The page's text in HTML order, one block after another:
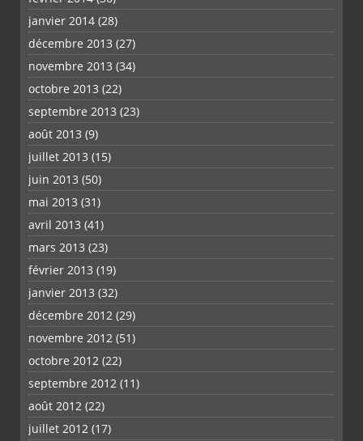
janvier 2014 (28)
décembre 2013 (27)
novembre 2013 (34)
octobre 2013 (22)
septembre 2013 (23)
août 2013 (9)
juillet 2013 (15)
juin 2013 (50)
mai 2013 (31)
avril 2013 (41)
mars 2013 (23)
février 2013 (19)
janvier 2013 (32)
décembre 2012 (29)
novembre 2012 (51)
octobre 2012 (22)
septembre 2012 (11)
août 2012 (22)
juillet 2012 (17)